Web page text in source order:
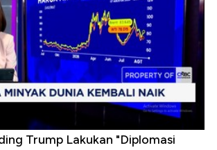
Trump Lakukan "Diplomasi